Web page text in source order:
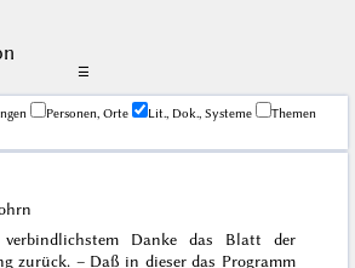
☰
Personen, Orte Lit., Dok., Systeme
Themen
Danke das Blatt der
zurück. – Daß in dieser das Programm